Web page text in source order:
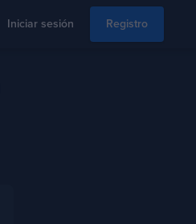
Iniciar sesión Registro